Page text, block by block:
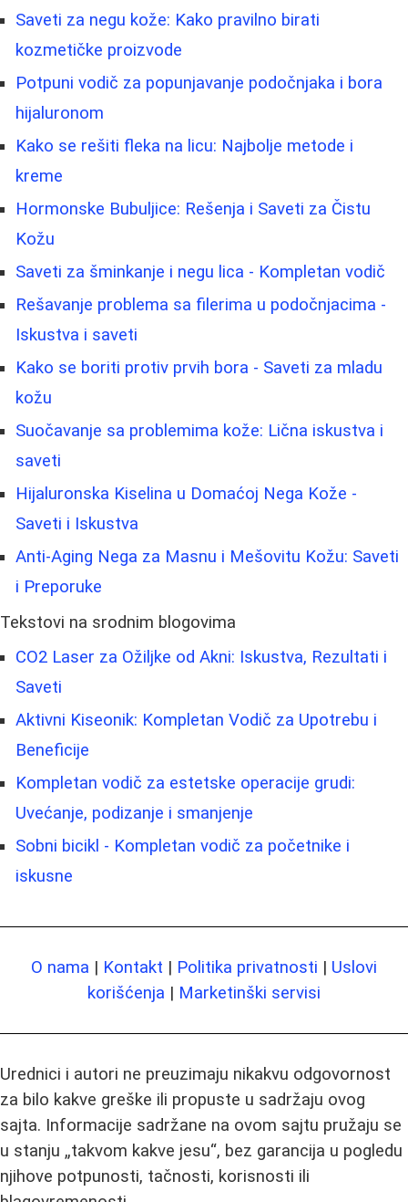
Saveti za negu kože: Kako pravilno birati
kozmetičke proizvode
Potpuni vodič za popunjavanje podočnjaka i bora
hijaluronom
Kako se rešiti fleka na licu: Najbolje metode i
kreme
Hormonske Bubuljice: Rešenja i Saveti za Čistu
Kožu
Saveti za šminkanje i negu lica - Kompletan vodič
Rešavanje problema sa filerima u podočnjacima -
Iskustva i saveti
Kako se boriti protiv prvih bora - Saveti za mladu
kožu
Suočavanje sa problemima kože: Lična iskustva i
saveti
Hijaluronska Kiselina u Domaćoj Nega Kože -
Saveti i Iskustva
Anti-Aging Nega za Masnu i Mešovitu Kožu: Saveti
i Preporuke
Tekstovi na srodnim blogovima
CO2 Laser za Ožiljke od Akni: Iskustva, Rezultati i
Saveti
Aktivni Kiseonik: Kompletan Vodič za Upotrebu i
Beneficije
Kompletan vodič za estetske operacije grudi:
Uvećanje, podizanje i smanjenje
Sobni bicikl - Kompletan vodič za početnike i
iskusne
O nama | Kontakt | Politika privatnosti | Uslovi
korišćenja | Marketinški servisi
Urednici i autori ne preuzimaju nikakvu odgovornost
za bilo kakve greške ili propuste u sadržaju ovog
sajta. Informacije sadržane na ovom sajtu pružaju se
u stanju „takvom kakve jesu“, bez garancija u pogledu
njihove potpunosti, tačnosti, korisnosti ili